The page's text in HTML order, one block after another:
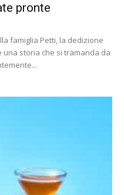
pronte
famiglia Petti, la dedizione
storia che si tramanda da